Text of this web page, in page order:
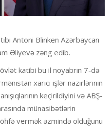
Antoni Blinken Azərbaycan
Əliyevə zəng edib.
katibi bu il noyabrın 7-də
xarici işlər nazirlərinin
keçirildiyini və ABŞ-
münasibətlərin
vermək əzmində olduğunu